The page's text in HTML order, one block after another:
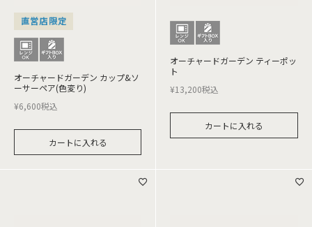
直営店限定
オーチャードガーデン カップ&ソ
ーサーペア(色変り)
¥6,600税込
カートに入れる
オーチャードガーデン ティーポッ
ト
¥13,200税込
カートに入れる